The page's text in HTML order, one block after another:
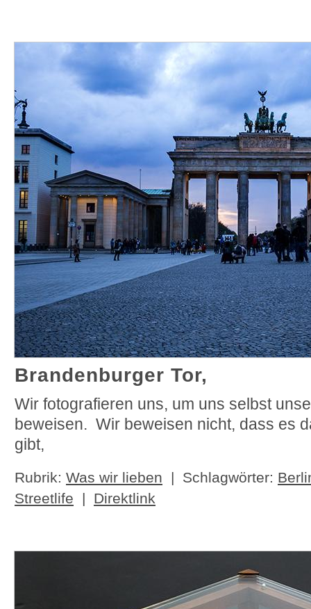
Brandenburger Tor,
Wir fotografieren uns, um uns selbst
beweisen. Wir beweisen nicht, dass es
gibt,
Rubrik: Was wir lieben | Schlagwörter:
Streetlife | Direktlink